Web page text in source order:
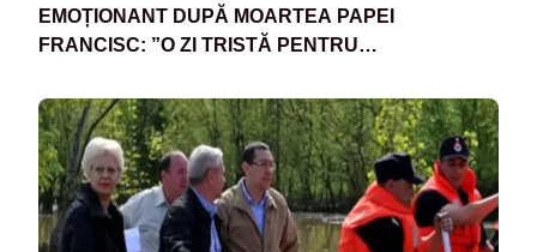
EMOȚIONANT DUPĂ MOARTEA PAPEI
FRANCISC: ”O ZI TRISTĂ PENTRU